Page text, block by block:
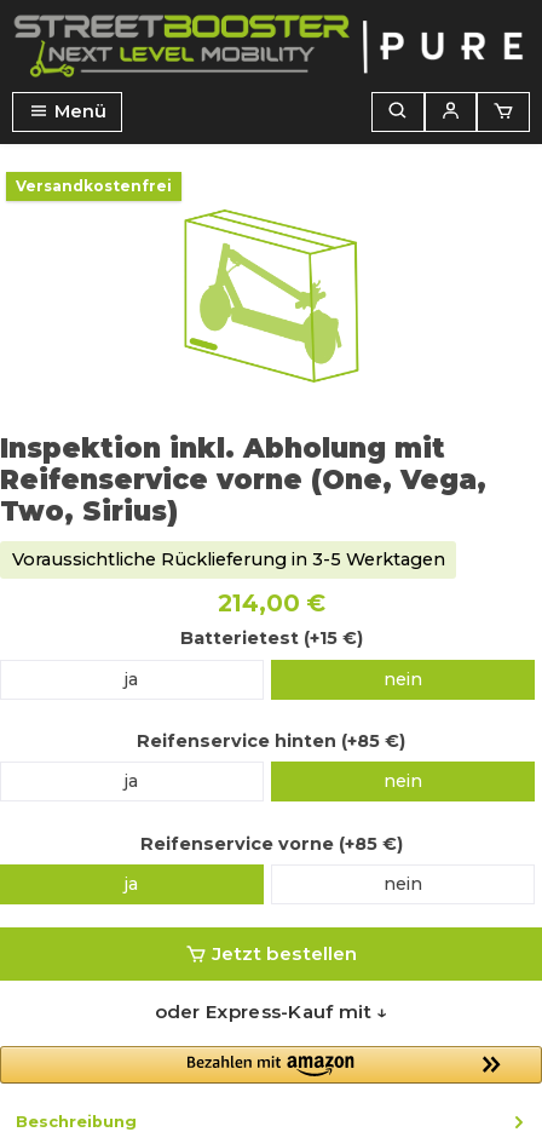
springen
Menü
Bildergalerie überspringen
Versandkostenfrei
Inspektion inkl. Abholung mit
Reifenservice vorne (One, Vega,
Two, Sirius)
Voraussichtliche Rücklieferung in 3-5 Werktagen
214,00 €
Batterietest (+15 €)
ja
nein
Reifenservice hinten (+85 €)
ja
nein
Reifenservice vorne (+85 €)
ja
nein
Jetzt bestellen
oder Express-Kauf mit ↓
Beschreibung